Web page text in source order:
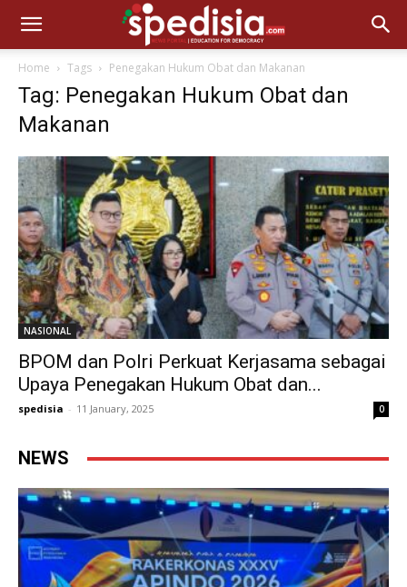
Home Tags Penegakan Hukum Obat dan Makanan
Tag: Penegakan Hukum Obat dan
Makanan
NASIONAL
BPOM dan Polri Perkuat Kerjasama sebagai
Upaya Penegakan Hukum Obat dan...
spedisia - 11 January, 2025 0
NEWS